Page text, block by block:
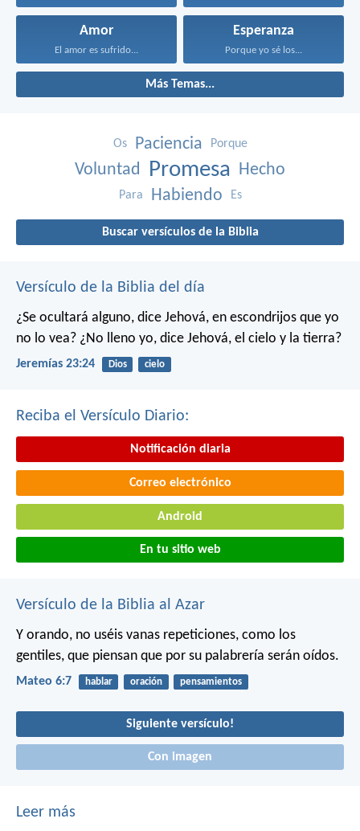
Amor
El amor es sufrido...
Esperanza
Porque yo sé los...
Más Temas...
Os Paciencia Porque
Voluntad Promesa Hecho
Para Habiendo Es
Buscar versículos de la Biblia
Versículo de la Biblia del día
¿Se ocultará alguno, dice Jehová, en escondrijos que yo
no lo vea? ¿No lleno yo, dice Jehová, el cielo y la tierra?
Jeremías 23:24 Dios cielo
Reciba el Versículo Diario:
Notificación diaria
Correo electrónico
Android
En tu sitio web
Versículo de la Biblia al Azar
Y orando, no uséis vanas repeticiones, como los
gentiles, que piensan que por su palabrería serán oídos.
Mateo 6:7 hablar oración pensamientos
Siguiente versículo!
Con imagen
Leer más